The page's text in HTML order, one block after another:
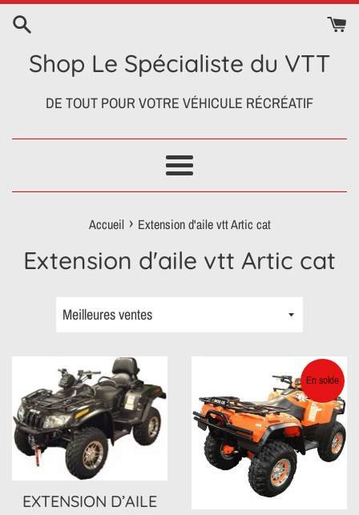
Passer
contenuShop Le Spécialiste du VTT
DE TOUT POUR VOTRE VÉHICULE RÉCRÉATIF
Menu
Accueil › Extension d'aile vtt Artic cat
Extension d'aile vtt Artic cat
Trier
EXTENSION D’AILE
En solde